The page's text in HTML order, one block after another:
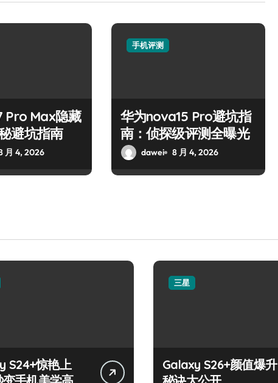
Pro Max隐藏
避坑指南
月 4, 2026
手机评测
华为nova15 Pro避坑指
南：侦探级评测全曝光
dawei 8 月 4, 2026
S24+惊艳上
三星
Galaxy S26+颜值爆升